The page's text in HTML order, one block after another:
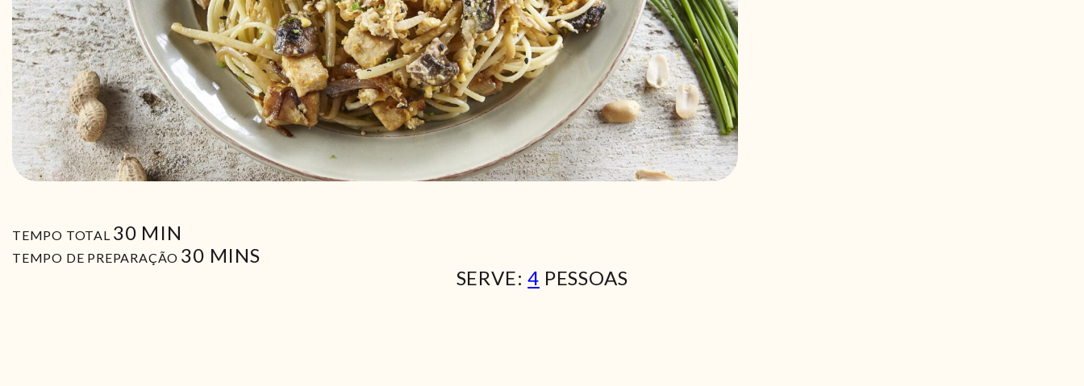
TEMPO TOTAL 30MIN
MIN
TEMPO DE PREPARAÇÃO 30MIN
MINS
SERVE:4 PESSOAS